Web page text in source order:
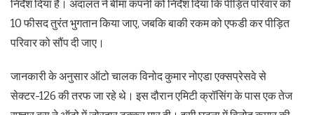
निर्देश दिया है। अदालत ने बीमा कंपनी को निर्देश दिया कि पीड़ित परिवार को
10 फीसद तुरंत भुगतान किया जाए, जबकि बाकी रकम को एफडी कर पीड़ित
परिवार को सौंप दी जाए।
जानकारी के अनुसार ऑटो चालक विनोद कुमार नोएडा एक्सप्रेसवे से
सेक्टर-126 की तरफ जा रहे थे। इस दौरान एमिटी क्रॉसिंग के पास एक तेज